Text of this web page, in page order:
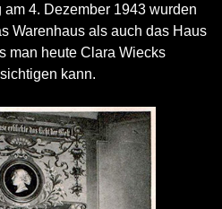
4. Dezember 1943 wurden
Warenhaus als auch das Haus
man heute Clara Wiecks
kann.